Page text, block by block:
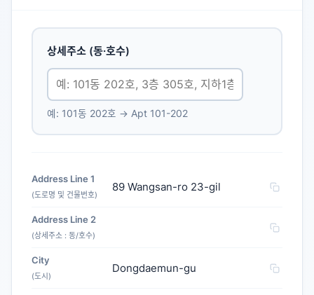
상세주소 (동·호수)
예: 101동 202호 → Apt 101-202
Address Line 1
(도로명 및 건물번호)
89 Wangsan-ro 23-gil
Address Line 2
(상세주소 : 동/호수)
City
(도시)
Dongdaemun-gu